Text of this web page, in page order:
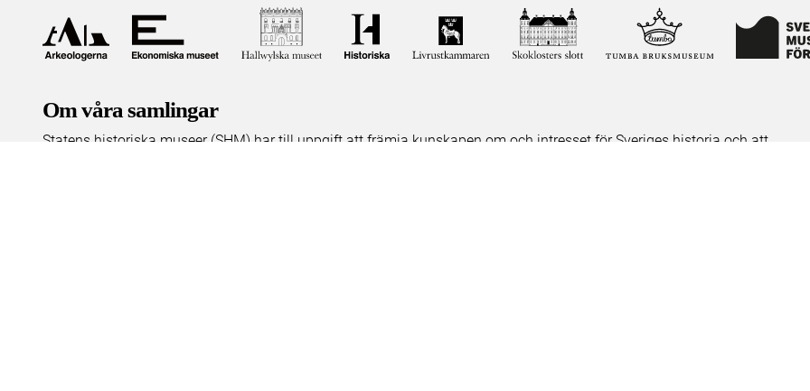
Om våra samlingar
Statens historiska museer (SHM) har till uppgift att främja kunskapen om och intresset för Sveriges historia och att